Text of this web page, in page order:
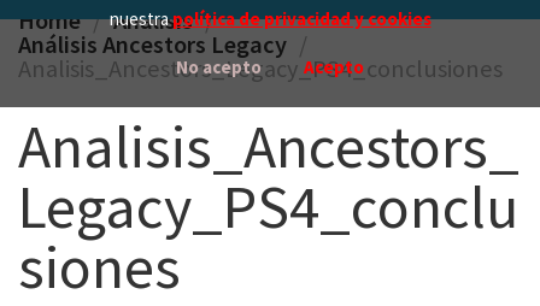
nuestrapolítica de privacidad y cookies
No acepto Acepto
Home Analisis
Análisis Ancestors Legacy
Analisis_Ancestors_Legacy_PS4_conclusiones
Analisis_Ancestors_
Legacy_PS4_conclu
siones